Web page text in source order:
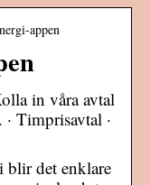
appen
in våra avtal
Timprisavtal ·
blir det enklare